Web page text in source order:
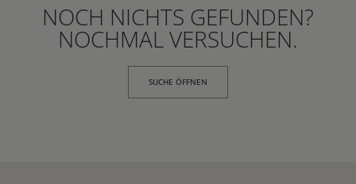
NOCH NICHTS GEFUNDEN?
NOCHMAL VERSUCHEN.
SUCHE ÖFFNEN